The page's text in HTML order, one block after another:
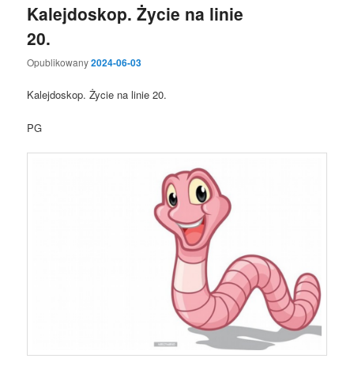
Kalejdoskop. Życie na linie
20.
Opublikowany2024-06-03
Kalejdoskop. Życie na linie 20.
PG